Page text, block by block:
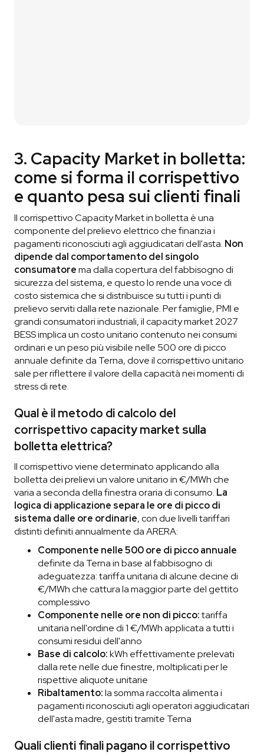
3. Capacity Market in bolletta:
come si forma il corrispettivo
e quanto pesa sui clienti finali
Il corrispettivo Capacity Market in bolletta è una
componente del prelievo elettrico che finanzia i
pagamenti riconosciuti agli aggiudicatari dell'asta. Non
dipende dal comportamento del singolo
consumatorema dalla copertura del fabbisogno di
sicurezza del sistema, e questo lo rende una voce di
costo sistemica che si distribuisce su tutti i punti di
prelievo serviti dalla rete nazionale. Per famiglie, PMI e
grandi consumatori industriali, il capacity market 2027
BESS implica un costo unitario contenuto nei consumi
ordinari e un peso più visibile nelle 500 ore di picco
annuale definite da Terna, dove il corrispettivo unitario
sale per riflettere il valore della capacità nei momenti di
stress di rete.
Qual è il metodo di calcolo del
corrispettivo capacity market sulla
bolletta elettrica?
Il corrispettivo viene determinato applicando alla
bolletta dei prelievi un valore unitario in €/MWh che
varia a seconda della finestra oraria di consumo. La
logica di applicazione separa le ore di picco di
sistema dalle ore ordinarie, con due livelli tariffari
distinti definiti annualmente da ARERA:
Componente nelle 500 ore di picco annuale
definite da Terna in base al fabbisogno di
adeguatezza: tariffa unitaria di alcune decine di
€/MWh che cattura la maggior parte del gettito
complessivo
Componente nelle ore non di picco:tariffa
unitaria nell'ordine di 1 €/MWh applicata a tutti i
consumi residui dell'anno
Base di calcolo:kWh effettivamente prelevati
dalla rete nelle due finestre, moltiplicati per le
rispettive aliquote unitarie
Ribaltamento:la somma raccolta alimenta i
pagamenti riconosciuti agli operatori aggiudicatari
dell'asta madre, gestiti tramite Terna
Quali clienti finali pagano il corrispettivo